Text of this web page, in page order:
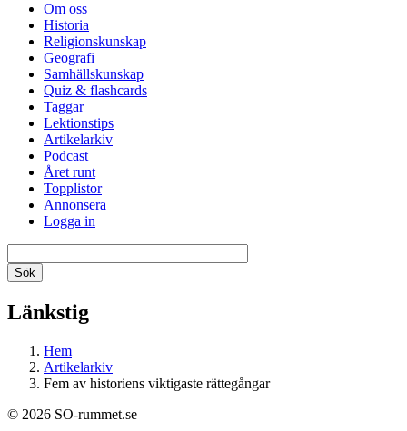
Om oss
Historia
Religionskunskap
Geografi
Samhällskunskap
Quiz & flashcards
Taggar
Lektionstips
Artikelarkiv
Podcast
Året runt
Topplistor
Annonsera
Logga in
Länkstig
Hem
Artikelarkiv
Fem av historiens viktigaste rättegångar
© 2026 SO-rummet.se